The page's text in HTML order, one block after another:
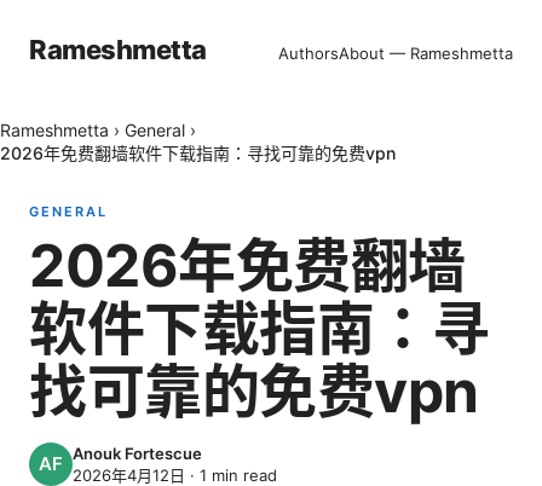
Rameshmetta AuthorsAbout — Rameshmetta
Rameshmetta › General ›
2026年免费翻墙软件下载指南：寻找可靠的免费vpn
GENERAL
2026年免费翻墙
软件下载指南：寻
找可靠的免费vpn
Anouk Fortescue
2026年4月12日 · 1 min read